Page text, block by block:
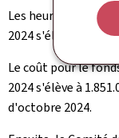
Les heures réelles
2024 s'élèvent à
Le coût pour le
2024 s'élève à
d'octobre 2024.